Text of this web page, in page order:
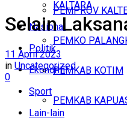
KALTARA
Nasional
Politik
Ekonomi
Sport
Lain-lain
PEMPROV
PEMKO
PEMKAB KOTIM
PEMKAB
Selain
11 April 2023
in Uncategorized
0